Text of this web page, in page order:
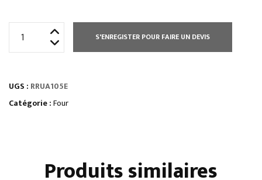
REMISE
ET
S'ENREGISTER POUR FAIRE UN DEVIS
UGS : RRUA105E
Catégorie :Four
Produits similaires